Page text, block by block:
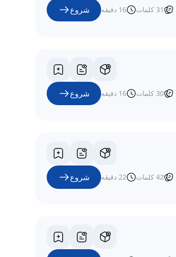
31 کلمات 16 دقیقه شروع
30 کلمات 16 دقیقه شروع
42 کلمات 22 دقیقه شروع